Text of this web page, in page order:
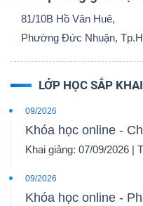
81/10B Hồ Văn Huê,
Phường Đức Nhuận,
LỚP HỌC SẮP
09/2026
Khóa học online -
Khai giảng: 07/09/2026 |
09/2026
Khóa học online -